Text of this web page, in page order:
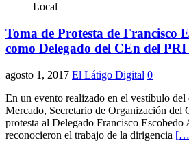
Local
Toma de Protesta de Francisco
como Delegado del CEn del PRI
agosto 1, 2017 El Látigo Digital 0
En un evento realizado en el vestíbulo
Mercado, Secretario de Organización del
protesta al Delegado Francisco Escobedo
reconocieron el trabajo de la dirigencia